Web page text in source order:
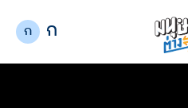
ก ก